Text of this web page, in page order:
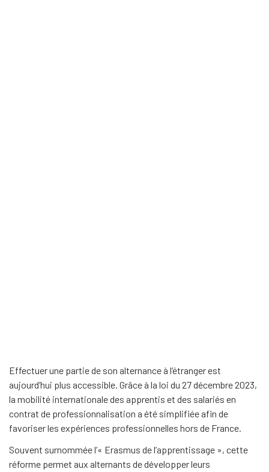
Effectuer une partie de son alternance à l’étranger est
aujourd’hui plus accessible. Grâce à la loi du 27 décembre 2023,
la mobilité internationale des apprentis et des salariés en
contrat de professionnalisation a été simplifiée afin de
favoriser les expériences professionnelles hors de France.
Souvent surnommée l’« Erasmus de l’apprentissage », cette
réforme permet aux alternants de développer leurs